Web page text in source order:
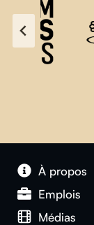
À propos
Emplois
Médias